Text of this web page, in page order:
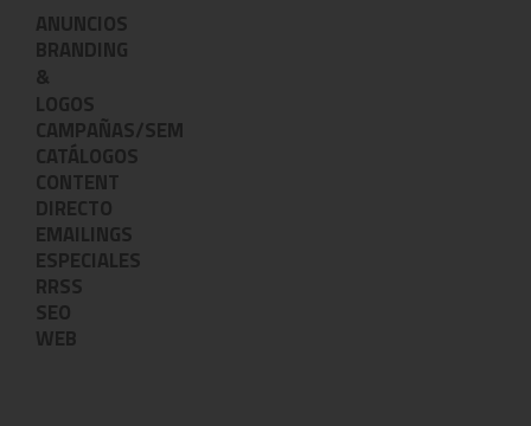
ANUNCIOS
BRANDING
&
LOGOS
CAMPAÑAS/SEM
CATÁLOGOS
CONTENT
DIRECTO
EMAILINGS
ESPECIALES
RRSS
SEO
WEB